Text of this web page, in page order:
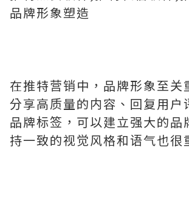
品牌形象塑造
在推特营销中，品牌形象至关
分享高质量的内容、回复用户
品牌标签，可以建立强大的品
持一致的视觉风格和语气也很